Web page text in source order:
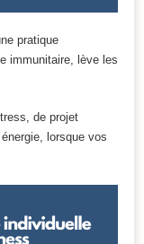
pratique
immunitaire, lève les
de projet
lorsque vos